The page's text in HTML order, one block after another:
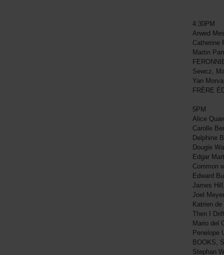
4:30PM
Arwed
Catherine
Martin
Sewcz,
Yan
FRÈRE
5PM
Alice
Carolle
Delphine
Dougie
Edgar
Common
Edward
James
Joel
Katrien
Then I
Mario del
Penelope
BOOKS,
Stephan